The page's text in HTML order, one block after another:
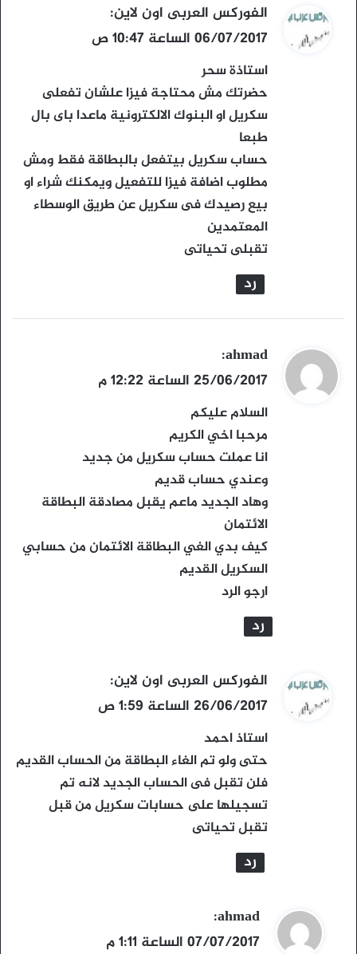
ي
ق
و
ل
الفوركس العربى اون لاين:
06/07/2017 الساعة 10:47 ص
استاذة سحر
حضرتك مش محتاجة فيزا علشان تفعلى
سكريل او البنوك الالكترونية ماعدا باى بال
طبعا
حساب سكريل بيتفعل بالبطاقة فقط ومش
مطلوب اضافة فيزا للتفعيل ويمكنك شراء او
بيع رصيدك فى سكريل عن طريق الوسطاء
المعتمدين
تقبلى تحياتى
رد
ي
ق
و
ل
ahmad
:
25/06/2017 الساعة 12:22 م
السلام عليكم
مرحبا اخي الكريم
انا عملت حساب سكريل من جديد
وعندي حساب قديم
وهاد الجديد ماعم يقبل مصادقة البطاقة
الائتمان
كيف بدي الغي البطاقة الائتمان من حسابي
السكريل القديم
ارجو الرد
رد
ي
ق
و
ل
الفوركس العربى اون لاين:
26/06/2017 الساعة 1:59 ص
استاذ احمد
حتى ولو تم الغاء البطاقة من الحساب القديم
فلن تقبل فى الحساب الجديد لانه تم
تسجيلها على حسابات سكريل من قبل
تقبل تحياتى
رد
ي
ق
ahmad
:
07/07/2017 الساعة 1:11 م